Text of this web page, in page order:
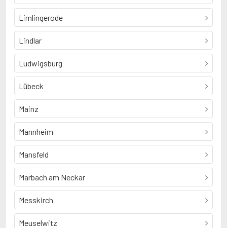
Limlingerode
Lindlar
Ludwigsburg
Lübeck
Mainz
Mannheim
Mansfeld
Marbach am Neckar
Messkirch
Meuselwitz